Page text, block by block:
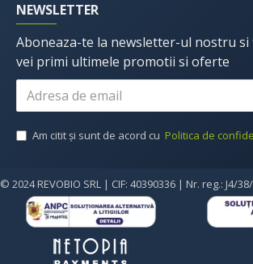
NEWSLETTER
Aboneaza-te la newsletter-ul nostru si
vei primi ultimele promotii si oferte
Am citit şi sunt de acord cu Politica de
© 2024 REVOBIO SRL | CIF: 40390336 | Nr. reg.: